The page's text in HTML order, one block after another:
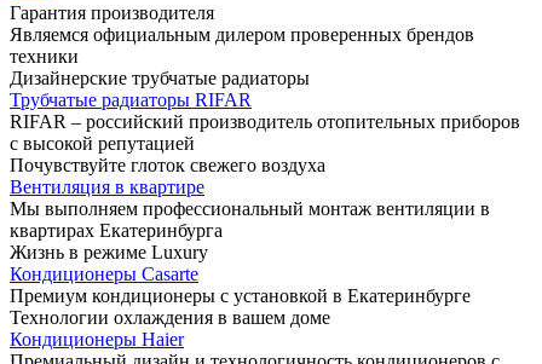
Гарантия производителя
Являемся официальным дилером проверенных брендов
техники
Дизайнерские трубчатые радиаторы
Трубчатые радиаторы RIFAR
RIFAR – российский производитель отопительных приборов
с высокой репутацией
Почувствуйте глоток свежего воздуха
Вентиляция в квартире
Мы выполняем профессиональный монтаж вентиляции в
квартирах Екатеринбурга
Жизнь в режиме Luxury
Кондиционеры Casarte
Премиум кондиционеры с установкой в Екатеринбурге
Технологии охлаждения в вашем доме
Кондиционеры Haier